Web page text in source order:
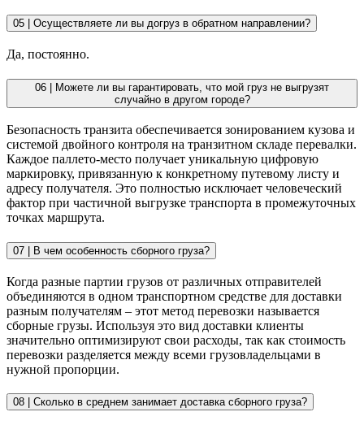
05 | Осуществляете ли вы догруз в обратном направлении?
Да, постоянно.
06 | Можете ли вы гарантировать, что мой груз не выгрузят
случайно в другом городе?
Безопасность транзита обеспечивается зонированием кузова и
системой двойного контроля на транзитном складе перевалки.
Каждое паллето-место получает уникальную цифровую
маркировку, привязанную к конкретному путевому листу и
адресу получателя. Это полностью исключает человеческий
фактор при частичной выгрузке транспорта в промежуточных
точках маршрута.
07 | В чем особенность сборного груза?
Когда разные партии грузов от различных отправителей
объединяются в одном транспортном средстве для доставки
разным получателям – этот метод перевозки называется
сборные грузы. Используя это вид доставки клиенты
значительно оптимизируют свои расходы, так как стоимость
перевозки разделяется между всеми грузовладельцами в
нужной пропорции.
08 | Сколько в среднем занимает доставка сборного груза?